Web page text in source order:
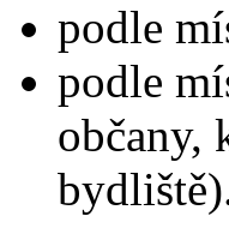
podle
podle
občany,